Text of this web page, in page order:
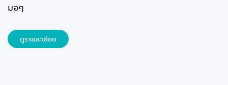
มอๆ
ดูรายละเอียด